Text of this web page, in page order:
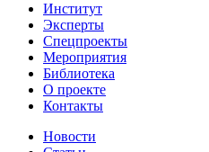
Институт
Эксперты
Спецпроекты
Мероприятия
Библиотека
О проекте
Контакты
Новости